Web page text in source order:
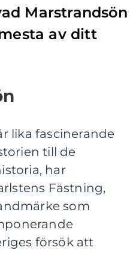
Marstrandsön
av ditt
lika fascinerande
till de
har
Fästning,
som
försök att